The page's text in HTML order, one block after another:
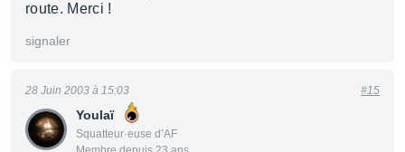
route. Merci !
signaler
Youlaï
Squatteur·euse d’AF
28 Juin 2003 à 15:03 #15